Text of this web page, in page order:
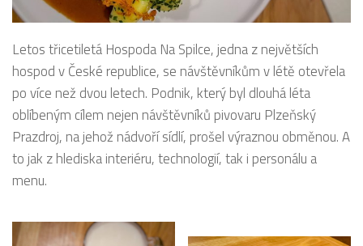
Letos třicetiletá Hospoda Na Spilce, jedna z největších
hospod v České republice, se návštěvníkům v létě otevřela
po více než dvou letech. Podnik, který byl dlouhá léta
oblíbeným cílem nejen návštěvníků pivovaru Plzeňský
Prazdroj, na jehož nádvoří sídlí, prošel výraznou obměnou. A
to jak z hlediska interiéru, technologií, tak i personálu a
menu.